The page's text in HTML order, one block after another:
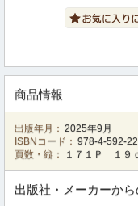
商品情報
出版年月： 2025年9月
ISBNコード： 978-4-592-
頁数・縦：
１７１Ｐ １９
出版社・メーカーから